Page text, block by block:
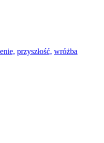
przyszłość, wróżba